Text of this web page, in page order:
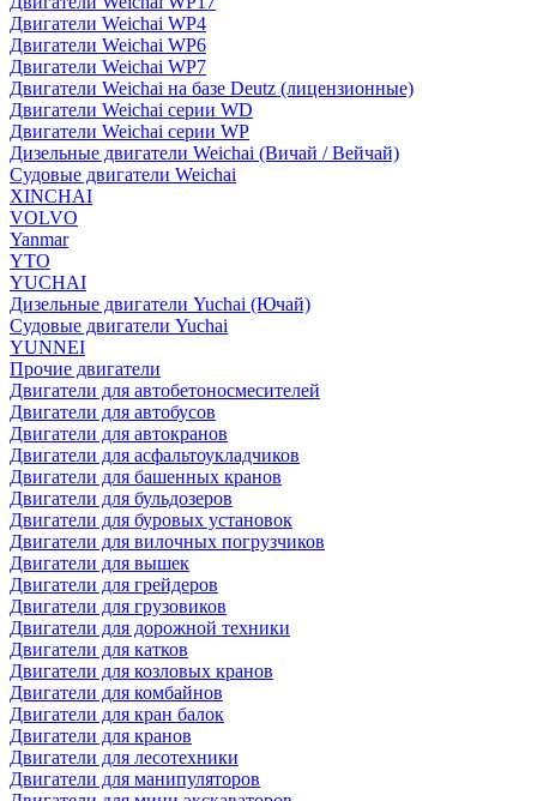
Двигатели Weichai WP4
Двигатели Weichai WP6
Двигатели Weichai WP7
Двигатели Weichai на базе Deutz (лицензионные)
Двигатели Weichai серии WD
Двигатели Weichai серии WP
Дизельные двигатели Weichai (Вичай / Вейчай)
Судовые двигатели Weichai
XINCHAI
VOLVO
Yanmar
YTO
YUCHAI
Дизельные двигатели Yuchai (Ючай)
Судовые двигатели Yuchai
YUNNEI
Прочие двигатели
Двигатели для автобетоносмесителей
Двигатели для автобусов
Двигатели для автокранов
Двигатели для асфальтоукладчиков
Двигатели для башенных кранов
Двигатели для бульдозеров
Двигатели для буровых установок
Двигатели для вилочных погрузчиков
Двигатели для вышек
Двигатели для грейдеров
Двигатели для грузовиков
Двигатели для дорожной техники
Двигатели для катков
Двигатели для козловых кранов
Двигатели для комбайнов
Двигатели для кран балок
Двигатели для кранов
Двигатели для лесотехники
Двигатели для манипуляторов